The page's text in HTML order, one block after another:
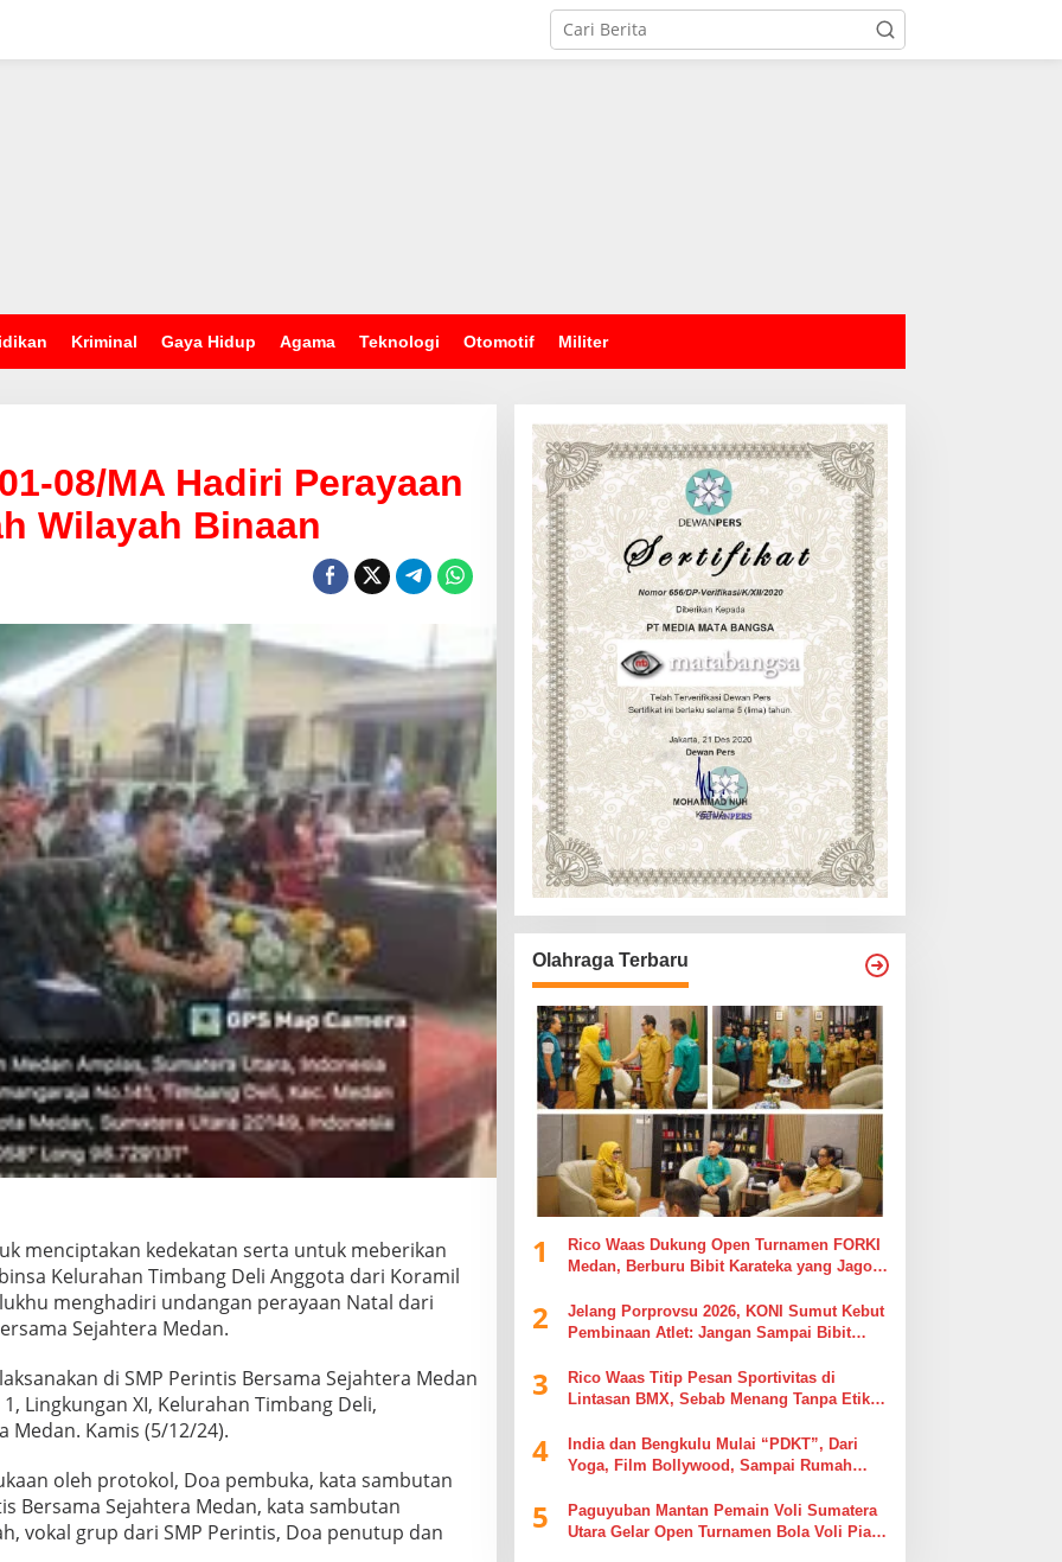
Kriminal Gaya Hidup Agama Teknologi Otomotif Militer
08/MA Hadiri Perayaan
Wilayah Binaan
menciptakan kedekatan serta untuk meberikan
Kelurahan Timbang Deli Anggota dari Koramil
menghadiri undangan perayaan Natal dari
Sejahtera Medan.
di SMP Perintis Bersama Sejahtera Medan
Lingkungan XI, Kelurahan Timbang Deli,
Medan. Kamis (5/12/24).
oleh protokol, Doa pembuka, kata sambutan
Bersama Sejahtera Medan, kata sambutan
vokal grup dari SMP Perintis, Doa penutup dan
Olahraga Terbaru
1
Rico Waas Dukung Open Turnamen FORKI
Medan, Berburu Bibit Karateka yang Jago
Komentar
2
Jelang Porprovsu 2026, KONI Sumut Kebut
Pembinaan Atlet: Jangan Sampai Bibit
3
Rico Waas Titip Pesan Sportivitas di
Lintasan BMX, Sebab Menang Tanpa Etika
4
India dan Bengkulu Mulai “PDKT”, Dari
Yoga, Film Bollywood, Sampai Rumah
5
Paguyuban Mantan Pemain Voli Sumatera
Utara Gelar Open Turnamen Bola Voli Piala